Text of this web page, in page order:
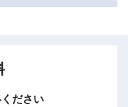
ださい